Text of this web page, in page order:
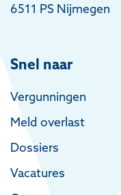
6511 PS Nijmegen
Snel naar
Vergunningen
Meld overlast
Dossiers
Vacatures